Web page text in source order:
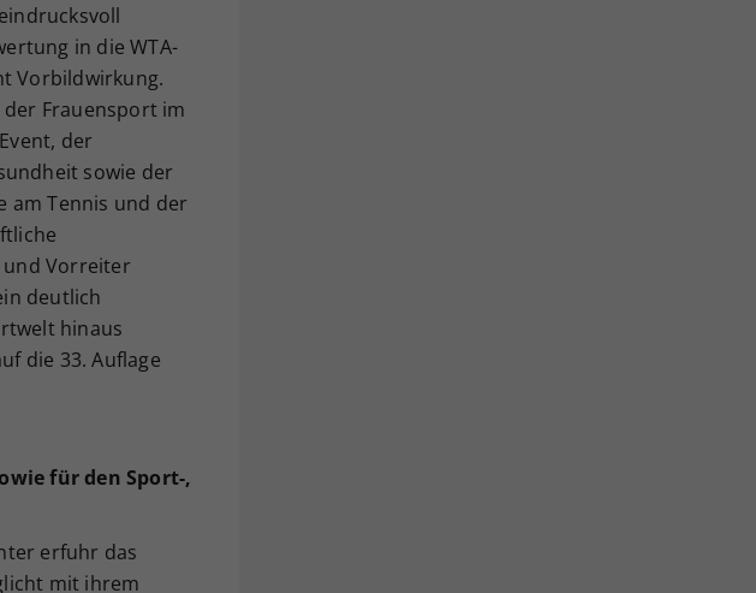
in die WTA-
Vorbildwirkung.
Frauensport im
der
sowie der
am Tennis und der
Vorreiter
deutlich
hinaus
die 33. Auflage
für den Sport-,
erfuhr das
mit ihrem